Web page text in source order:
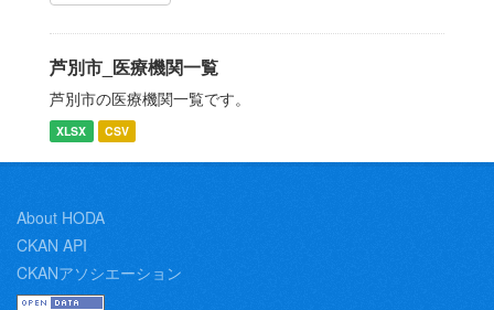
芦別市_医療機関一覧
芦別市の医療機関一覧です。
XLSX CSV
About HODA
CKAN API
CKANアソシエーション